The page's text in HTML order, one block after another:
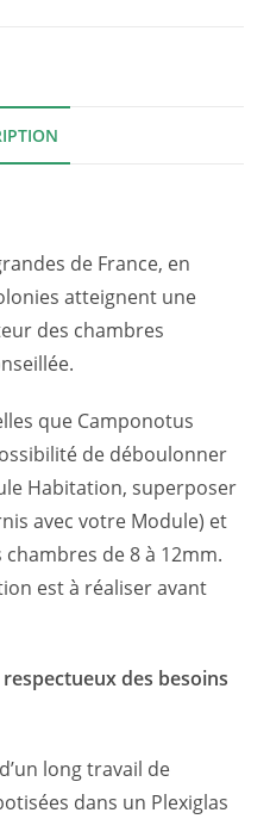
de France, en
atteignent une
des chambres
que Camponotus
de déboulonner
Habitation, superposer
avec votre Module) et
de 8 à 12mm.
est à réaliser avant
des besoins
long travail de
dans un Plexiglas